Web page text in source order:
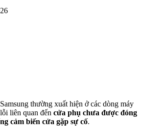
thường xuất hiện ở các dòng máy
liên quan đến cửa phụ chưa được đóng
cảm biến cửa gặp sự cố.